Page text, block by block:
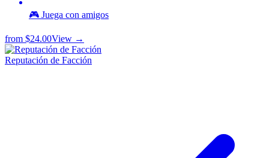
🎮 Juega con amigos
from $24.00View →
Reputación de Facción